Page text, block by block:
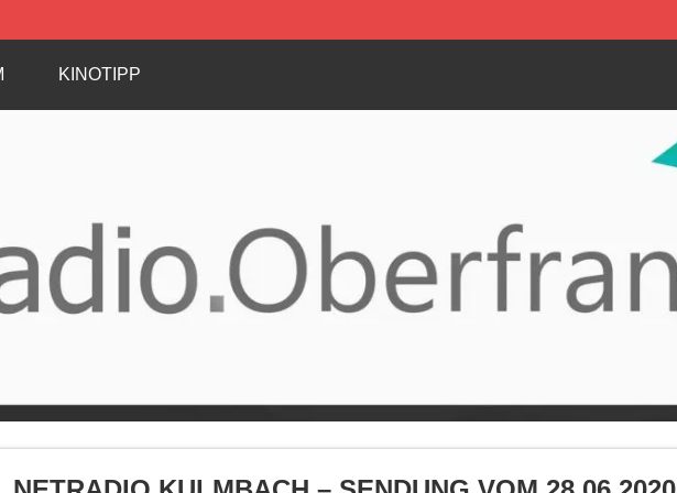
KINOTIPP